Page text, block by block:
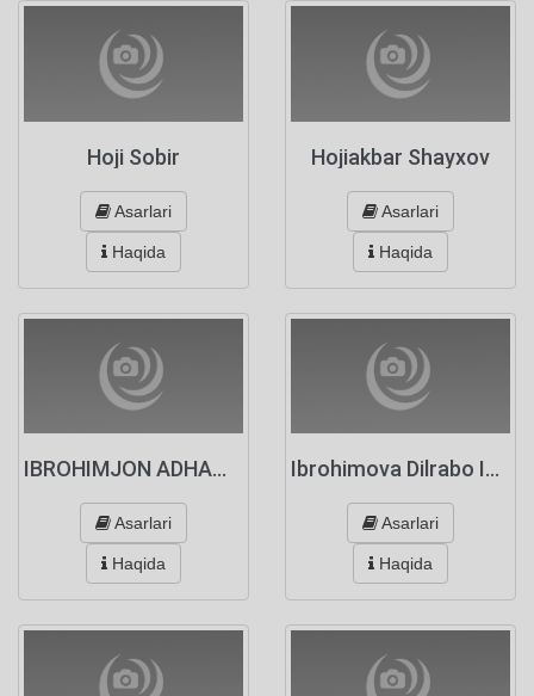
Hoji Sobir
Asarlari
Haqida
Hojiakbar Shayxov
Asarlari
Haqida
IBROHIMJON ADHAMOV
Asarlari
Haqida
Ibrohimova Dilrabo Ibrohim qizi
Asarlari
Haqida